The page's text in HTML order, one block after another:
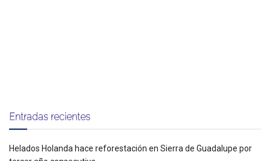
Entradas recientes
Helados Holanda hace reforestación en Sierra de Guadalupe por